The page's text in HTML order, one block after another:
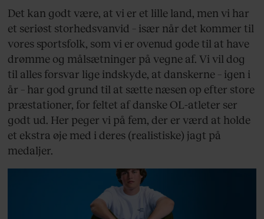
Det kan godt være, at vi er et lille land, men vi har
et seriøst storhedsvanvid – især når det kommer til
vores sportsfolk, som vi er ovenud gode til at have
drømme og målsætninger på vegne af. Vi vil dog
til alles forsvar lige indskyde, at danskerne – igen i
år – har god grund til at sætte næsen op efter store
præstationer, for feltet af danske OL-atleter ser
godt ud. Her peger vi på fem, der er værd at holde
et ekstra øje med i deres (realistiske) jagt på
medaljer.